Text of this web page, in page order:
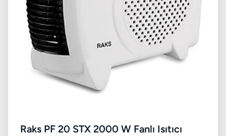
Raks PF 20 STX 2000 W Fanlı Isıtıcı